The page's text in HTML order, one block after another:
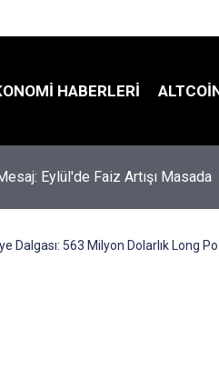
HABERLERI
Eylül'de Faiz Artışı Masada
Dalgası: 563 Milyon Dolarlık Long